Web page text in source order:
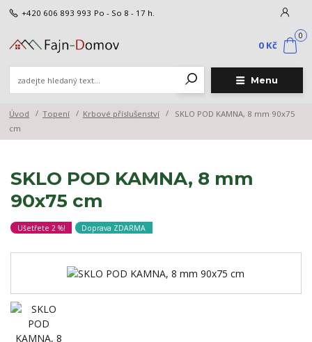
Menu
+420 606 893 993 Po - So 8 - 17 h.
0
0 Kč
Úvod Topení Krbové příslušenství
SKLO POD KAMNA, 8 mm 90x75
cm
SKLO POD KAMNA, 8 mm
90x75 cm
Ušetřete 2 %! Doprava ZDARMA